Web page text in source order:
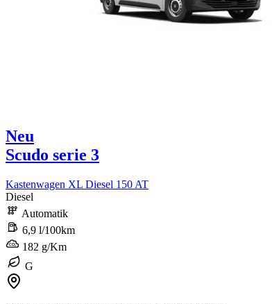
Neu
Scudo serie 3
Kastenwagen XL Diesel 150 AT
Diesel
Automatik
6,9 l/100km
182 g/Km
G